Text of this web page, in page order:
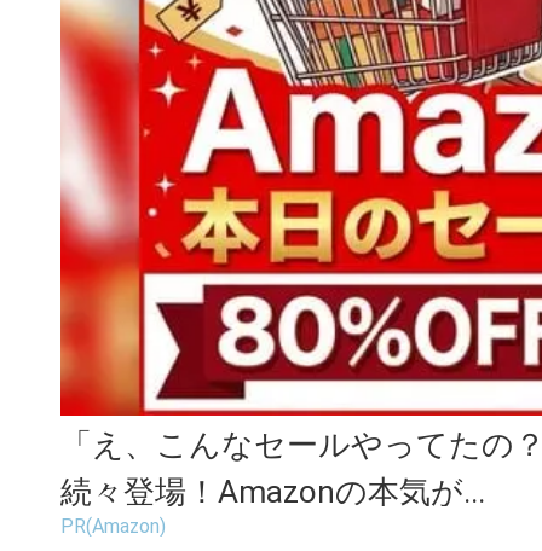
「え、こんなセールやってたの
続々登場！Amazonの本気が...
PR(Amazon)